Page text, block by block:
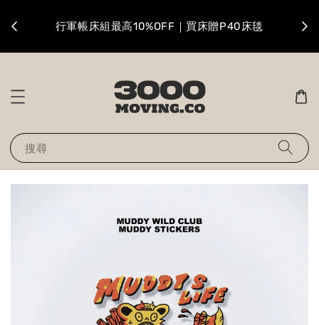
行軍帳床組最高10%OFF｜買床贈P40床毯
搜尋